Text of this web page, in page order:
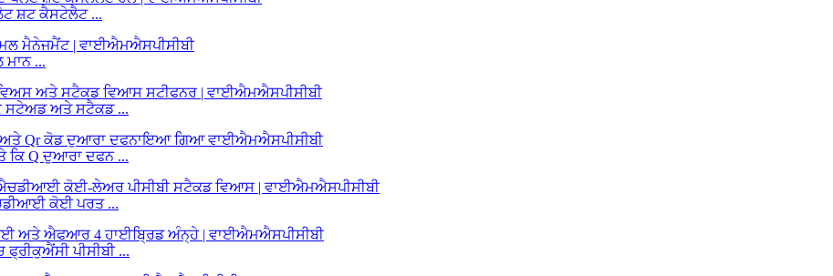
ਸ਼ਟ ਕੈਸਟੇਲੈਟ ...
ਮਾਨ ...
ਸਟੇਅਡ ਅਤੇ ਸਟੈਕਡ ...
ਕਿ Q ਦੁਆਰਾ ਦਫਨ ...
ਕੋਈ ਪਰਤ ...
ਪੀਸੀਬੀ ...